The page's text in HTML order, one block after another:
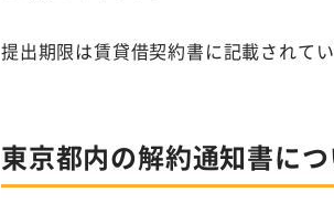
提出期限は賃貸借契約書に記載されて
東京都内の解約通知書に